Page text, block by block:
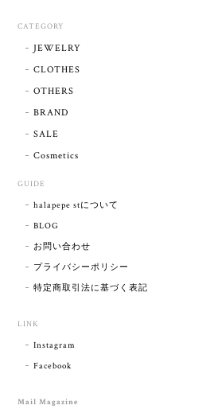
CATEGORY
JEWELRY
CLOTHES
OTHERS
BRAND
SALE
Cosmetics
GUIDE
halapepe stについて
BLOG
お問い合わせ
プライバシーポリシー
特定商取引法に基づく表記
LINK
Instagram
Facebook
Mail Magazine